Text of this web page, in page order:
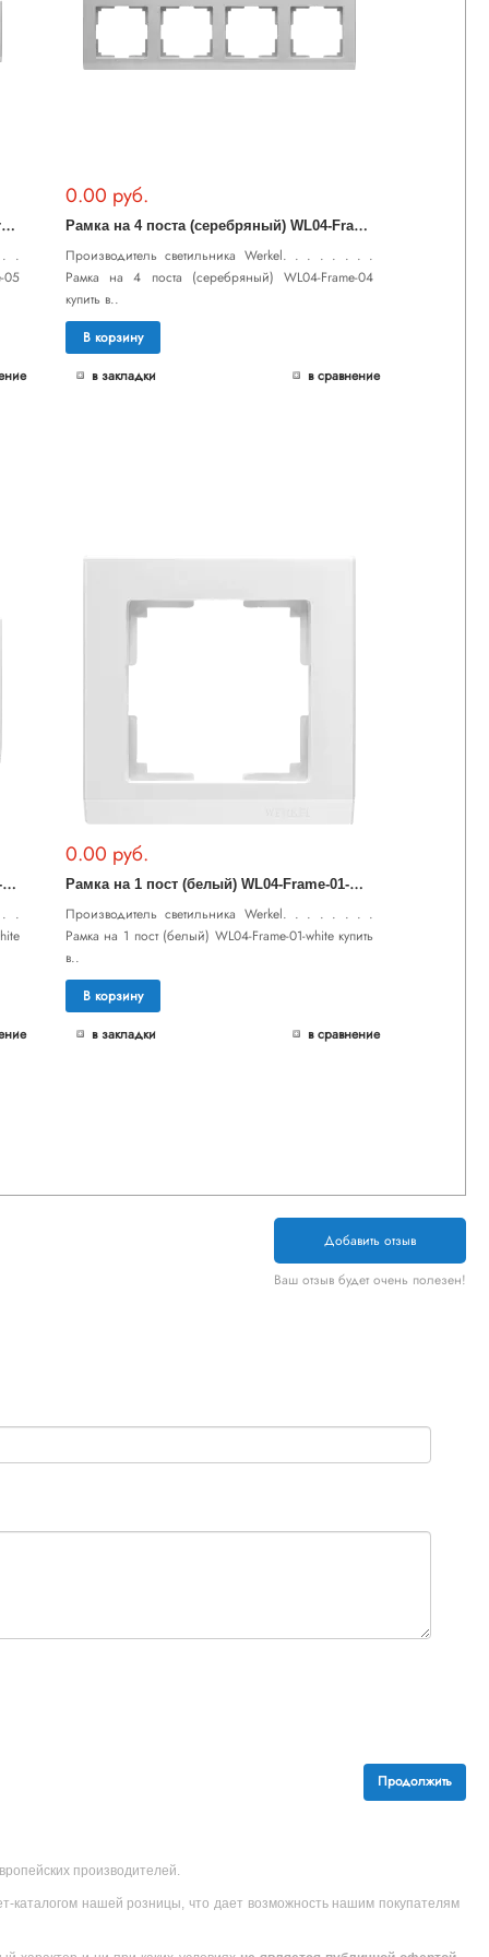
Р
амка на 5 постов (серебряный) WL04-Frame-05
. .
05
0.00 руб.
Р
амка на 4 поста (серебряный) WL04-Frame-04
Производитель светильника Werkel. . . . . . . .
Рамка на 4 поста (серебряный) WL04-Frame-04
купить в..
В корзину
в закладки
в сравнение
Р
амка на 2 поста (белый) WL04-Frame-02-white
. .
0.00 руб.
Р
амка на 1 пост (белый) WL04-Frame-01-white
Производитель светильника Werkel. . . . . . . .
Рамка на 1 пост (белый) WL04-Frame-01-white купить
в..
В корзину
в закладки
в сравнение
Добавить отзыв
Ваш отзыв будет очень полезен!
Продолжить
производителей.
каталогом нашей розницы, что дает возможность нашим покупателям